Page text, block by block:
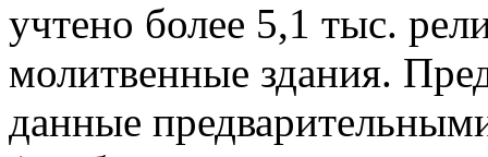
учтено более 5,1 тыс.
молитвенные здания.
данные